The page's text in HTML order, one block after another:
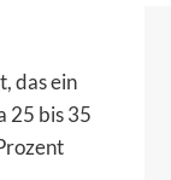
das ein
25 bis 35